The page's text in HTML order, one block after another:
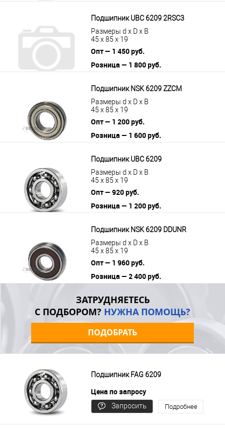
Подшипник UBC 6209 2RSС3
Размеры d x D x B
45 x 85 x 19
Опт — 1 450 руб.
Розница — 1 800 руб.
Подшипник NSK 6209 ZZCM
Размеры d x D x B
45 x 85 x 19
Опт — 1 200 руб.
Розница — 1 600 руб.
Подшипник UBC 6209
Размеры d x D x B
45 x 85 x 19
Опт — 920 руб.
Розница — 1 200 руб.
Подшипник NSK 6209 DDUNR
Размеры d x D x B
45 x 85 x 19
Опт — 1 960 руб.
Розница — 2 400 руб.
ЗАТРУДНЯЕТЕСЬ
С ПОДБОРОМ? НУЖНА ПОМОЩЬ?
ПОДОБРАТЬ
Подшипник FAG 6209
Цена по запросу
Запросить
Подробнее